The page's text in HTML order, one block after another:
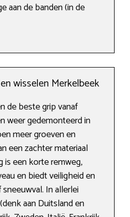
aan de banden (in de
wisselen Merkelbeek
de beste grip vanaf
weer gedemonteerd in
meer groeven en
een zachter materiaal
is een korte remweg,
en biedt veiligheid en
In allerlei
aan Duitsland en